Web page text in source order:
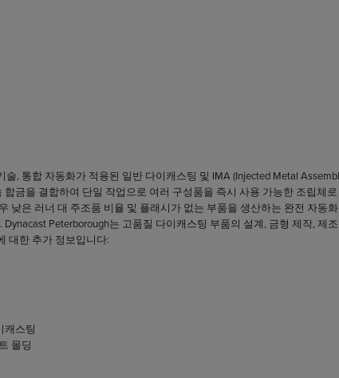
술, 통합 자동화가 적용된 일반 다이캐스팅 및 IMA (Injected Metal
금을 결합하여 단일 작업으로 여러 구성품을 즉시 사용 가능한 조립체
낮은 러너 대 주조품 비율 및 플래시가 없는 부품을 생산하는 완전 자동
Peterborough는 고품질 다이캐스팅 부품의 설계, 금형 제작, 제
대한 추가 정보입니다:
캐스팅
몰딩